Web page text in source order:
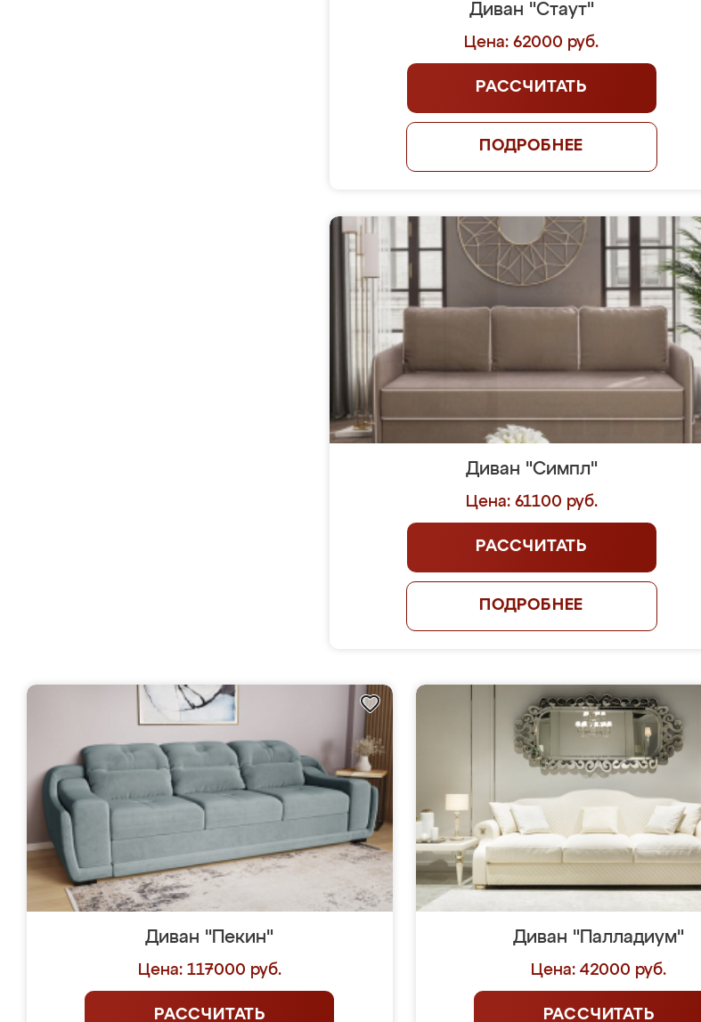
Диван "Стаут"
Цена: 62000 руб.
РАССЧИТАТЬ
ПОДРОБНЕЕ
Диван "Симпл"
Цена: 61100 руб.
РАССЧИТАТЬ
ПОДРОБНЕЕ
Диван "Пекин"
Цена: 117000 руб.
РАССЧИТАТЬ
Диван "Палладиум"
Цена: 42000 руб.
РАССЧИТАТЬ